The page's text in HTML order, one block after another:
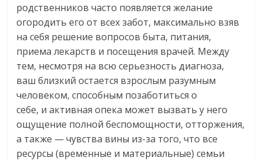
родственников часто появляется желание
огородить его от всех забот, максимально взяв
на себя решение вопросов быта, питания,
приема лекарств и посещения врачей. Между
тем, несмотря на всю серьезность диагноза,
ваш близкий остается взрослым разумным
человеком, способным позаботиться о
себе, и активная опека может вызвать у него
ощущение полной беспомощности, отторжения,
а также — чувства вины из-за того, что все
ресурсы (временные и материальные) семьи